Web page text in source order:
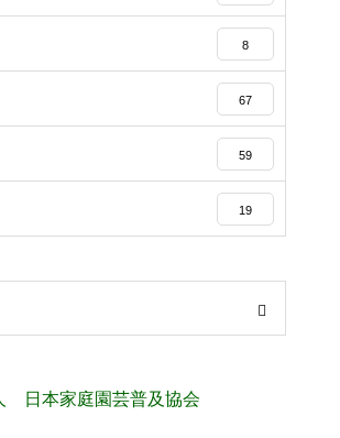
8
67
59
19
日本家庭園芸普及協会